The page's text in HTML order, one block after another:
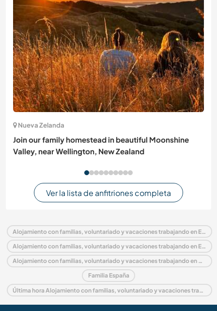
Nueva Zelanda
Join our family homestead in beautiful Moonshine
Valley, near Wellington, New Zealand
Ver la lista de anfitriones completa
Alojamiento con familias, voluntariado y vacaciones trabajando en España
Alojamiento con familias, voluntariado y vacaciones trabajando en Europa
Alojamiento con familias, voluntariado y vacaciones trabajando en Andalucía
Familia España
Última hora Alojamiento con familias, voluntariado y vacaciones trabajando en España